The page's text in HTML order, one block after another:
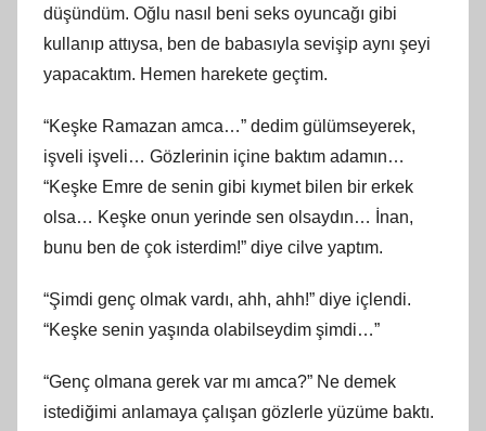
düşündüm. Oğlu nasıl beni seks oyuncağı gibi
kullanıp attıysa, ben de babasıyla sevişip aynı şeyi
yapacaktım. Hemen harekete geçtim.
“Keşke Ramazan amca…” dedim gülümseyerek,
işveli işveli… Gözlerinin içine baktım adamın…
“Keşke Emre de senin gibi kıymet bilen bir erkek
olsa… Keşke onun yerinde sen olsaydın… İnan,
bunu ben de çok isterdim!” diye cilve yaptım.
“Şimdi genç olmak vardı, ahh, ahh!” diye içlendi.
“Keşke senin yaşında olabilseydim şimdi…”
“Genç olmana gerek var mı amca?” Ne demek
istediğimi anlamaya çalışan gözlerle yüzüme baktı.